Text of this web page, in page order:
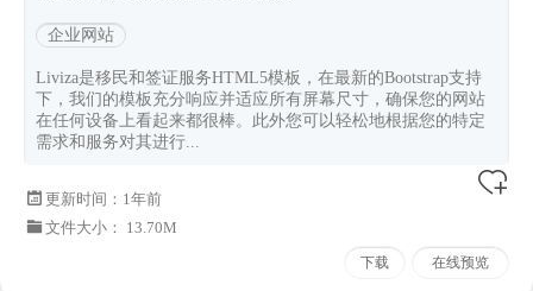
企业网站
Liviza是移民和签证服务HTML5模板，在最新的Bootstrap支持
下，我们的模板充分响应并适应所有屏幕尺寸，确保您的网站
在任何设备上看起来都很棒。此外您可以轻松地根据您的特定
需求和服务对其进行...
更新时间： 1年前
文件大小： 13.70M
下载 在线预览